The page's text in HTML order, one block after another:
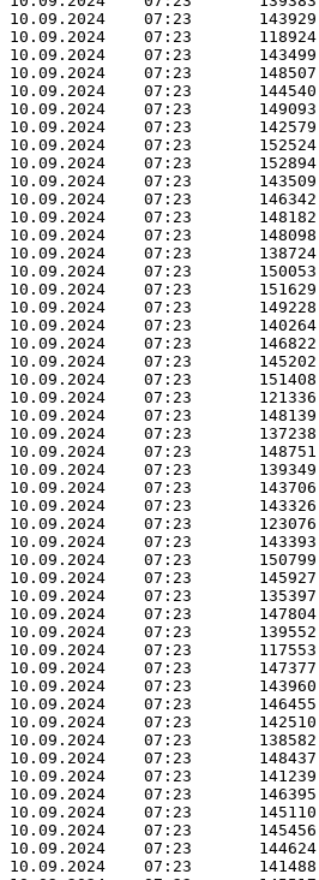
10.09.2024    07:23       143929
10.09.2024    07:23       118924
10.09.2024    07:23       143499
10.09.2024    07:23       148507
10.09.2024    07:23       144540
10.09.2024    07:23       149093
10.09.2024    07:23       142579
10.09.2024    07:23       152524
10.09.2024    07:23       152894
10.09.2024    07:23       143509
10.09.2024    07:23       146342
10.09.2024    07:23       148182
10.09.2024    07:23       148098
10.09.2024    07:23       138724
10.09.2024    07:23       150053
10.09.2024    07:23       151629
10.09.2024    07:23       149228
10.09.2024    07:23       140264
10.09.2024    07:23       146822
10.09.2024    07:23       145202
10.09.2024    07:23       151408
10.09.2024    07:23       121336
10.09.2024    07:23       148139
10.09.2024    07:23       137238
10.09.2024    07:23       148751
10.09.2024    07:23       139349
10.09.2024    07:23       143706
10.09.2024    07:23       143326
10.09.2024    07:23       123076
10.09.2024    07:23       143393
10.09.2024    07:23       150799
10.09.2024    07:23       145927
10.09.2024    07:23       135397
10.09.2024    07:23       147804
10.09.2024    07:23       139552
10.09.2024    07:23       117553
10.09.2024    07:23       147377
10.09.2024    07:23       143960
10.09.2024    07:23       146455
10.09.2024    07:23       142510
10.09.2024    07:23       138582
10.09.2024    07:23       148437
10.09.2024    07:23       141239
10.09.2024    07:23       146395
10.09.2024    07:23       145110
10.09.2024    07:23       145456
10.09.2024    07:23       144624
10.09.2024    07:23       141488